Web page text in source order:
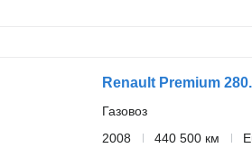
Renault Premium
Газовоз
2008
440 500 км